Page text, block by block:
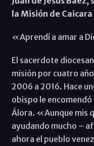
la Misión de Caicara
«Aprendí a amar a
El sacerdote
misión por cuatro
2006 a 2016. Hace
obispo le
Álora. «Aunque mis
ayudando mucho –
ahora el pueblo